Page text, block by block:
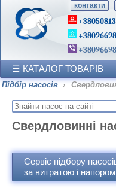
контакти
КАТАЛОГ ТОВАРІВ
Підбір насосів ›
Свердловинні
Сервіс підбору
за витратою і напором